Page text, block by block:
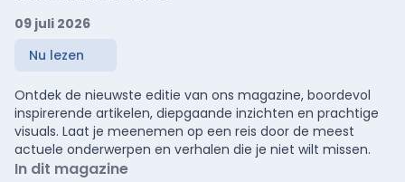
09 juli 2026
Nu lezen
Ontdek de nieuwste editie van ons magazine, boordevol
inspirerende artikelen, diepgaande inzichten en prachtige
visuals. Laat je meenemen op een reis door de meest
actuele onderwerpen en verhalen die je niet wilt missen.
In dit magazine